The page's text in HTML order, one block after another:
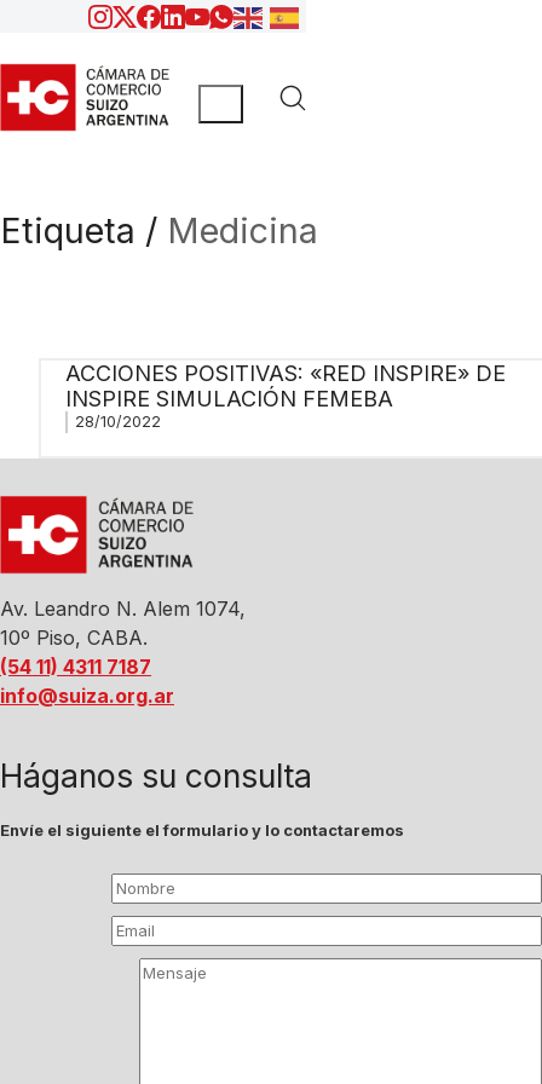
Etiqueta / Medicina
ACCIONES POSITIVAS: «RED INSPIRE» DE
INSPIRE SIMULACIÓN FEMEBA
28/10/2022
Av. Leandro N. Alem 1074,
10º Piso, CABA.
(54 11) 4311 7187
info@suiza.org.ar
Háganos su consulta
Envíe el siguiente el formulario y lo contactaremos